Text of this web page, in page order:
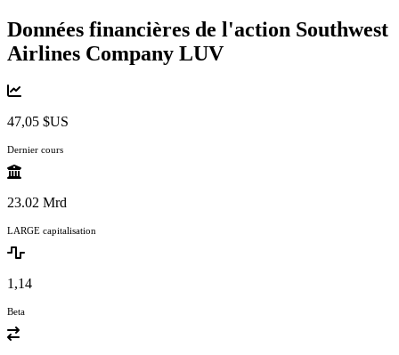
Données financières de l'action Southwest
Airlines Company LUV
47,05 $US
Dernier cours
23.02 Mrd
LARGE capitalisation
1,14
Beta